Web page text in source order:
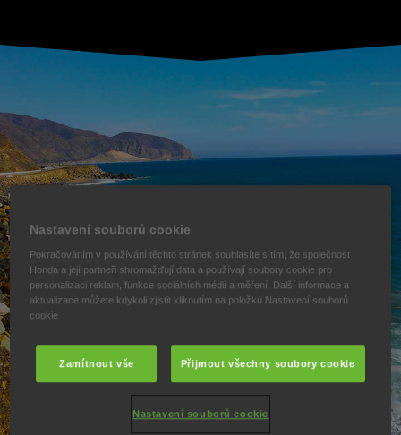
Nastavení souborů cookie
Pokračováním v používání těchto stránek souhlasíte s tím, že společnost
Honda a její partneři shromažďují data a používají soubory cookie pro
personalizaci reklam, funkce sociálních médií a měření. Další informace a
aktualizace můžete kdykoli zjistit kliknutím na položku Nastavení souborů
cookie
Zamítnout vše Přijmout všechny soubory cookie
Nastavení souborů cookie